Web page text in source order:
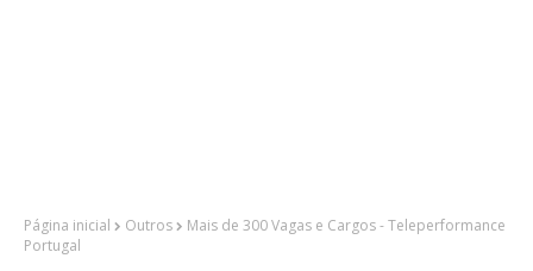
Página inicial Outros
Mais de 300 Vagas e Cargos - Teleperformance
Portugal